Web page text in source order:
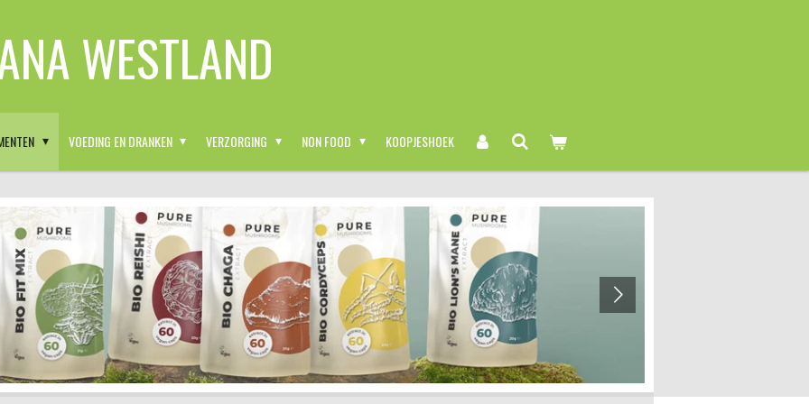
WESTLAND
VOEDING EN DRANKEN VERZORGING NON FOOD KOOPJESHOEK